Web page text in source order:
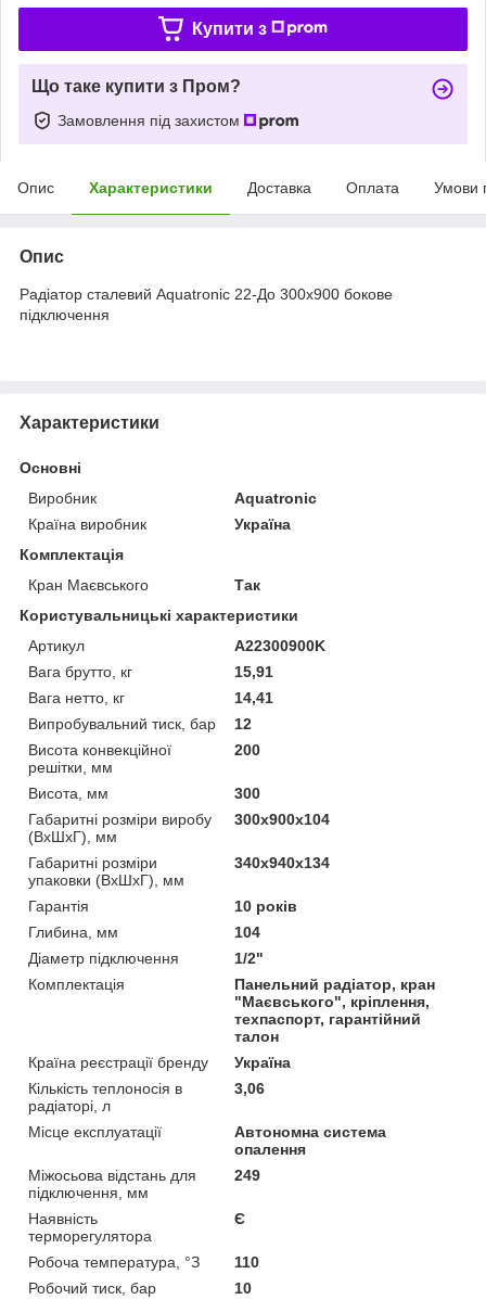
Купити з
Що таке купити з Пром?
Замовлення під захистом
Опис Характеристики Доставка Оплата Умови
Опис
Радіатор сталевий Aquatronic 22-До 300х900 бокове
підключення
Характеристики
Основні
Виробник
Aquatronic
Країна виробник
Україна
Комплектація
Кран Маєвського
Так
Користувальницькі характеристики
Артикул
A22300900K
Вага брутто, кг
15,91
Вага нетто, кг
14,41
Випробувальний тиск, бар
12
Висота конвекційної
решітки, мм
200
Висота, мм
300
Габаритні розміри виробу
(ВхШхГ), мм
300х900х104
Габаритні розміри
упаковки (ВхШхГ), мм
340х940х134
Гарантія
10 років
Глибина, мм
104
Діаметр підключення
1/2"
Комплектація
Панельний радіатор, кран
"Маєвського", кріплення,
техпаспорт, гарантійний
талон
Країна реєстрації бренду
Україна
Кількість теплоносія в
радіаторі, л
3,06
Місце експлуатації
Автономна система
опалення
Міжосьова відстань для
підключення, мм
249
Наявність
терморегулятора
Є
Робоча температура, °З
110
Робочий тиск, бар
10